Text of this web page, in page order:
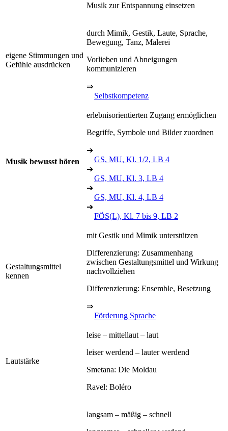
Musik zur Entspannung einsetzen
eigene Stimmungen und
Gefühle ausdrücken
durch Mimik, Gestik, Laute, Sprache,
Bewegung, Tanz, Malerei
Vorlieben und Abneigungen
kommunizieren
⇒
Selbstkompetenz
Musik bewusst hören
erlebnisorientierten Zugang ermöglichen
Begriffe, Symbole und Bilder zuordnen
➔
GS, MU, Kl. 1/2, LB 4
➔
GS, MU, Kl. 3, LB 4
➔
GS, MU, Kl. 4, LB 4
➔
FÖS(L), Kl. 7 bis 9, LB 2
Gestaltungsmittel
kennen
mit Gestik und Mimik unterstützen
Differenzierung: Zusammenhang
zwischen Gestaltungsmittel und Wirkung
nachvollziehen
Differenzierung: Ensemble, Besetzung
⇒
Förderung Sprache
Lautstärke
leise – mittellaut – laut
leiser werdend – lauter werdend
Smetana: Die Moldau
Ravel: Boléro
langsam – mäßig – schnell